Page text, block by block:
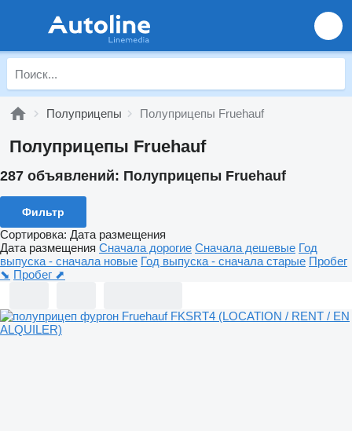
Полуприцепы Полуприцепы Fruehauf
Полуприцепы Fruehauf
287 объявлений: Полуприцепы Fruehauf
Фильтр
Сортировка: Дата размещения
Дата размещения Сначала дорогие Сначала дешевые Год
выпуска - сначала новые Год выпуска - сначала старые Пробег
⬊ Пробег ⬈